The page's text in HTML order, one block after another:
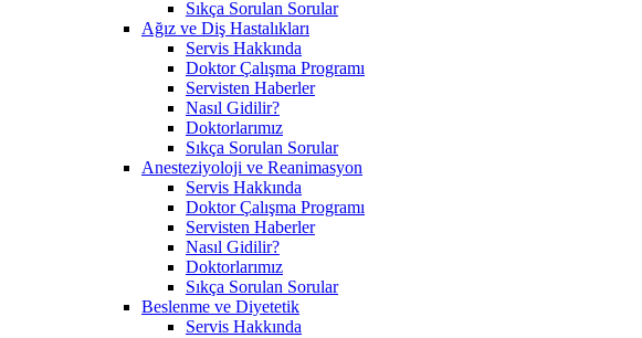
Sıkça Sorulan Sorular
Ağız ve Diş Hastalıkları
Servis Hakkında
Doktor Çalışma Programı
Servisten Haberler
Nasıl Gidilir?
Doktorlarımız
Sıkça Sorulan Sorular
Anesteziyoloji ve Reanimasyon
Servis Hakkında
Doktor Çalışma Programı
Servisten Haberler
Nasıl Gidilir?
Doktorlarımız
Sıkça Sorulan Sorular
Beslenme ve Diyetetik
Servis Hakkında